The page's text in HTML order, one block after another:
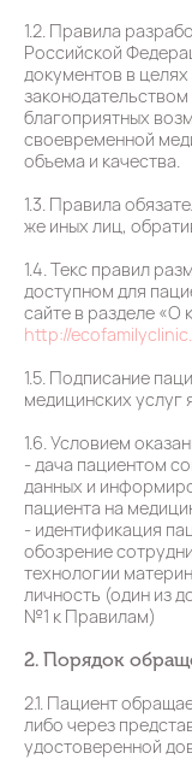
1.2. Правила
Российской
документов в
благоприятных
своевременной
объема и качества.
1.3. Правила
же иных лиц,
1.4. Текс правил
доступном для
сайте в разделе «О
http://
1.5. Подписание
медицинских услуг
1.6. Условием
- дача пациентом
данных и
пациента на
- идентификация
обозрение
технологии
личность (один из
№1 к Правилам)
2. Порядок
2.1. Пациент
либо через
удостоверенной